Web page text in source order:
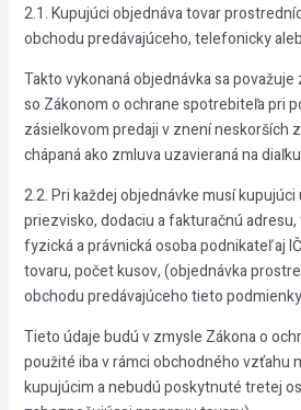
2.1. Kupujúci objednáva tovar
obchodu predávajúceho, telefonicky
Takto vykonaná objednávka sa považuje
so Zákonom o ochrane spotrebiteľa pri
zásielkovom predaji v znení neskorších
chápaná ako zmluva uzavieraná na
2.2. Pri každej objednávke musí
priezvisko, dodaciu a fakturačnú
fyzická a právnická osoba podnikateľ aj
tovaru, počet kusov, (objednávka
obchodu predávajúceho tieto
Tieto údaje budú v zmysle Zákona o
použité iba v rámci obchodného vzťahu
kupujúcim a nebudú poskytnuté tretej